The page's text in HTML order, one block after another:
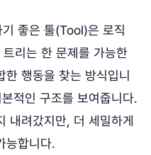
좋은 툴(Tool)은 로직
리는 한 문제를 가능한
한 행동을 찾는 방식입니
적인 구조를 보여줍니다.
내려갔지만, 더 세밀하게
능합니다.